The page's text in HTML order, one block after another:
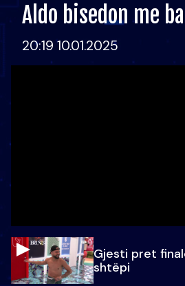
Aldo bisedon me
20:19 10.01.2025
Gjesti pret
shtëpi